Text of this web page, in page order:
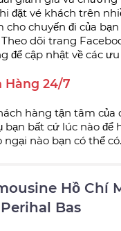
đặt vé khách trên
cho chuyến đi của
dõi trang
để cập nhật về các
Hàng 24/7
hàng tận tâm của
bạn bất cứ lúc nào để
ngại nào bạn có thể có.
Hồ Chí
Bas